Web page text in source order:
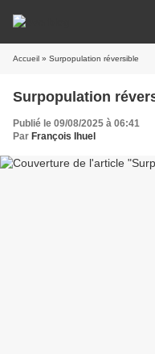
Accueil » Surpopulation réversible
Surpopulation
Publié le 09/08/2025 à 06:41
Par François Ihuel